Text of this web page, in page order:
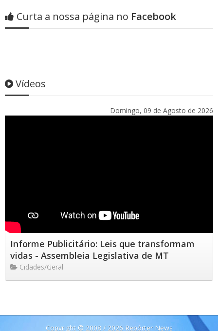
Curta a nossa página no Facebook
Vídeos
Domingo, 09 de Agosto de 2026
Informe Publicitário: Leis que transformam
vidas - Assembleia Legislativa de MT
Cidades/Geral
Copyright © 2008 / 2026 Repórter News